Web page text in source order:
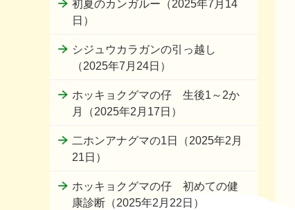
初夏のカンガルー（2025年7月14
日）
シジュウカラガンの引っ越し
（2025年7月24日）
ホッキョクグマの仔 生後1～2か
月（2025年2月17日）
二ホンアナグマの1日（2025年2月
21日）
ホッキョクグマの仔 初めての健
康診断（2025年2月22日）